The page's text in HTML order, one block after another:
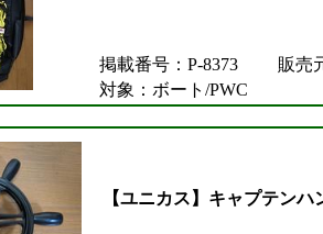
掲載番号：P-8373
販売
対象：ボート/PWC
【ユニカス】キャプテン